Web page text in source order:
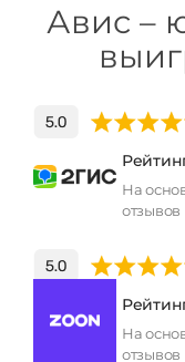
Авис –
На
отзывов
На
отзывов